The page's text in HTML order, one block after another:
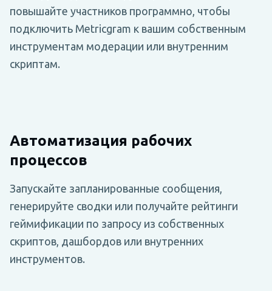
повышайте участников программно, чтобы
подключить Metricgram к вашим собственным
инструментам модерации или внутренним
скриптам.
Автоматизация рабочих
процессов
Запускайте запланированные сообщения,
генерируйте сводки или получайте рейтинги
геймификации по запросу из собственных
скриптов, дашбордов или внутренних
инструментов.